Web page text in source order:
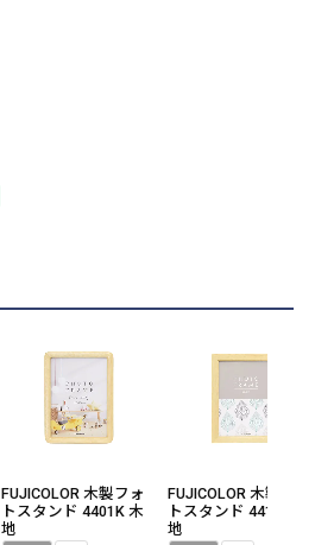
FUJICOLOR 木製フォ
トスタンド 4401K 木
地
FUJICOLOR 木製フォ
トスタンド 4411K 木
地